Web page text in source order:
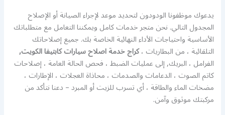
يدعوك موظفونا الودودون لتحديد موعد لإجراء الصيانة أو الإصلاح
المجدول التالي. نحن متجر خدمات كامل ويمكننا التعامل مع متطلباتك
الأساسية واحتياجات الأداء النهائية الخاصة بك. جميع إصلاحاتك
التلقائية ، من البطاريات ،كراج خدمة اصلاح سيارات كابتيفا الكويت,
الفرامل ، البريك, إلى عمليات الضبط ، فحص الحالة العامة ، إصلاحات
كاتم الصوت ، الدعامات والصدمات ، محاذاة العجلات ، الإطارات ،
مضخات الماء والطاقة ، أي تسرب للزيت أو المبرد – دعنا نتأكد من
مركبتك موثوق وآمن.